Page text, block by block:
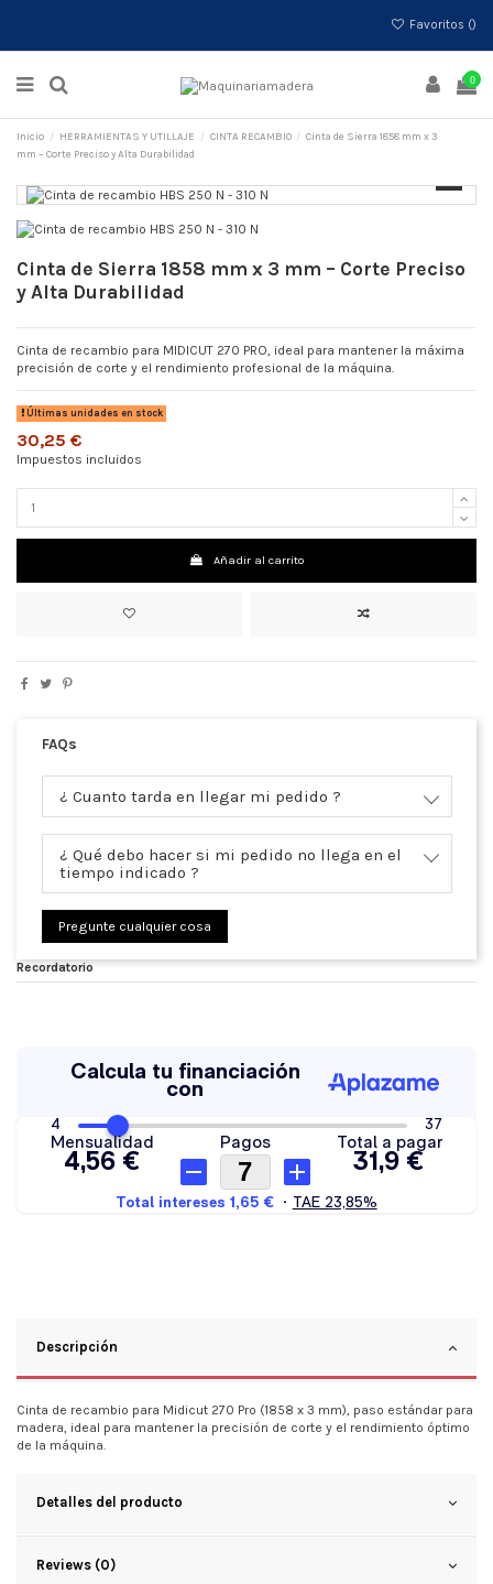
Favoritos ()
0
Inicio HERRAMIENTAS Y UTILLAJE CINTA RECAMBIO
Cinta de Sierra 1858 mm x 3
mm – Corte Preciso y Alta Durabilidad
Cinta de Sierra 1858 mm x 3 mm – Corte Preciso
y Alta Durabilidad
Cinta de recambio para MIDICUT 270 PRO, ideal para mantener la máxima
precisión de corte y el rendimiento profesional de la máquina.
Últimas unidades en stock
30,25 €
Impuestos incluidos
Añadir al carrito
FAQs
¿ Cuanto tarda en llegar mi pedido ?
¿ Qué debo hacer si mi pedido no llega en el
tiempo indicado ?
Pregunte cualquier cosa
Recordatorio
Descripción
Cinta de recambio para Midicut 270 Pro (1858 x 3 mm), paso estándar para
madera, ideal para mantener la precisión de corte y el rendimiento óptimo
de la máquina.
Detalles del producto
Reviews (0)